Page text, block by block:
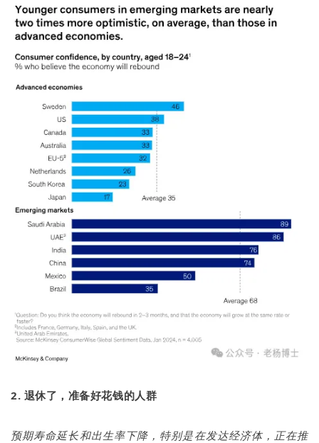
2. 退休了，准备好花钱的人群
预期寿命延长和出生率下降，特别是在发达经济体，正在推